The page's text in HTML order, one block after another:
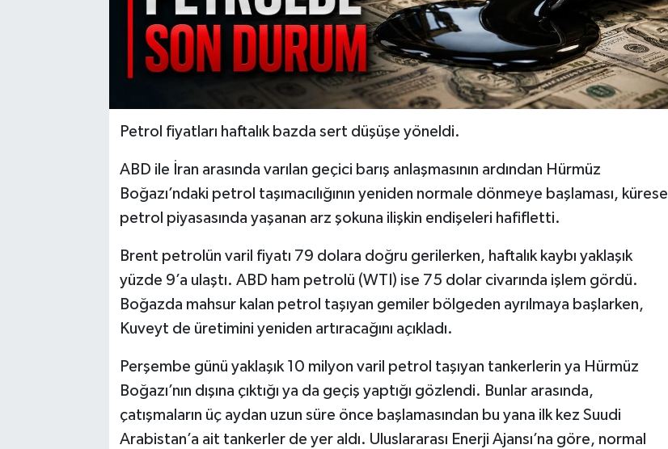
Petrol fiyatları haftalık bazda sert düşüşe yöneldi.
ABD ile İran arasında varılan geçici barış anlaşmasının ardından Hürmüz
Boğazı’ndaki petrol taşımacılığının yeniden normale dönmeye başlaması, küresel
petrol piyasasında yaşanan arz şokuna ilişkin endişeleri hafifletti.
Brent petrolün varil fiyatı 79 dolara doğru gerilerken, haftalık kaybı yaklaşık
yüzde 9’a ulaştı. ABD ham petrolü (WTI) ise 75 dolar civarında işlem gördü.
Boğazda mahsur kalan petrol taşıyan gemiler bölgeden ayrılmaya başlarken,
Kuveyt de üretimini yeniden artıracağını açıkladı.
Perşembe günü yaklaşık 10 milyon varil petrol taşıyan tankerlerin ya Hürmüz
Boğazı’nın dışına çıktığı ya da geçiş yaptığı gözlendi. Bunlar arasında,
çatışmaların üç aydan uzun süre önce başlamasından bu yana ilk kez Suudi
Arabistan’a ait tankerler de yer aldı. Uluslararası Enerji Ajansı’na göre, normal